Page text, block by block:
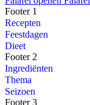
Footer 1
Recepten
Feestdagen
Dieet
Footer 2
Ingrediënten
Thema
Seizoen
Footer 3